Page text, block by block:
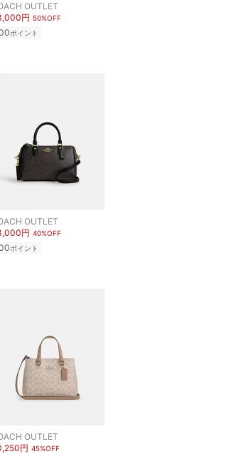
OUTLET
円 50%OFF
ポイント
OUTLET
円 40%OFF
ポイント
OUTLET
円 45%OFF